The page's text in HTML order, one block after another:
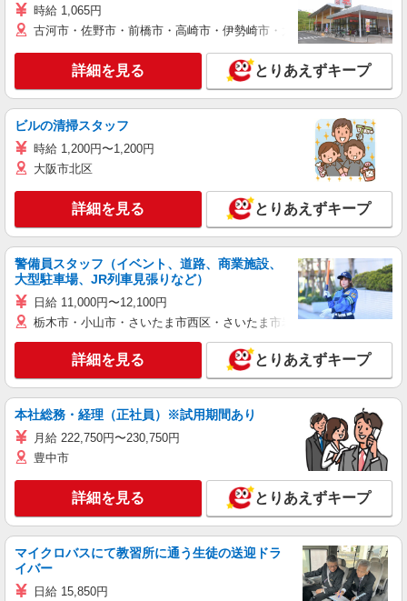
時給 1,065円
古河市・佐野市・前橋市・高崎市・伊勢崎市・太田市・館林市・藤
詳細を見る とりあえずキープ
ビルの清掃スタッフ
時給 1,200円〜1,200円
大阪市北区
詳細を見る とりあえずキープ
警備員スタッフ（イベント、道路、商業施設、
大型駐車場、JR列車見張りなど）
日給 11,000円〜12,100円
栃木市・小山市・さいたま市西区・さいたま市岩槻区・久喜市・蓮田
詳細を見る とりあえずキープ
本社総務・経理（正社員）※試用期間あり
月給 222,750円〜230,750円
豊中市
詳細を見る とりあえずキープ
マイクロバスにて教習所に通う生徒の送迎ドラ
イバー
日給 15,850円